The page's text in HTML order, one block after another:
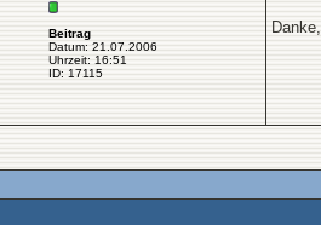
Beitrag
Datum: 21.07.2006
Uhrzeit: 16:51
ID: 17115